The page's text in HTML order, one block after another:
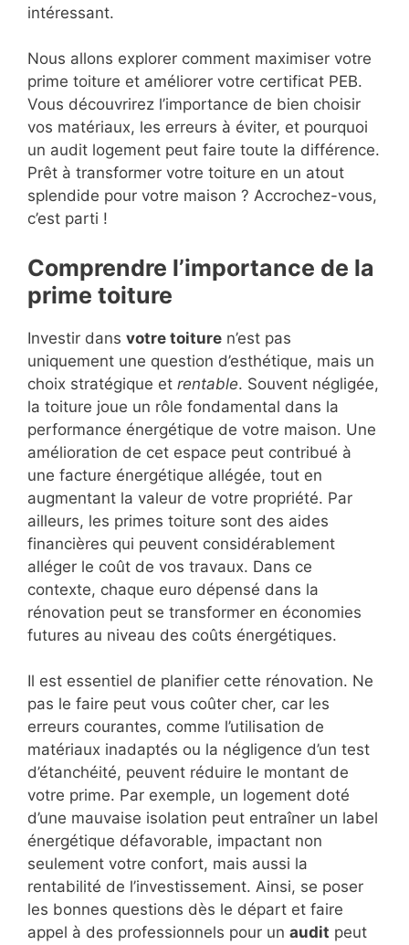
intéressant.
Nous allons explorer comment maximiser votre
prime toiture et améliorer votre certificat PEB.
Vous découvrirez l’importance de bien choisir
vos matériaux, les erreurs à éviter, et pourquoi
un audit logement peut faire toute la différence.
Prêt à transformer votre toiture en un atout
splendide pour votre maison ? Accrochez-vous,
c’est parti !
Comprendre l’importance de la
prime toiture
Investir dans votre toiture n’est pas
uniquement une question d’esthétique, mais un
choix stratégique et rentable. Souvent négligée,
la toiture joue un rôle fondamental dans la
performance énergétique de votre maison. Une
amélioration de cet espace peut contribué à
une facture énergétique allégée, tout en
augmentant la valeur de votre propriété. Par
ailleurs, les primes toiture sont des aides
financières qui peuvent considérablement
alléger le coût de vos travaux. Dans ce
contexte, chaque euro dépensé dans la
rénovation peut se transformer en économies
futures au niveau des coûts énergétiques.
Il est essentiel de planifier cette rénovation. Ne
pas le faire peut vous coûter cher, car les
erreurs courantes, comme l’utilisation de
matériaux inadaptés ou la négligence d’un test
d’étanchéité, peuvent réduire le montant de
votre prime. Par exemple, un logement doté
d’une mauvaise isolation peut entraîner un label
énergétique défavorable, impactant non
seulement votre confort, mais aussi la
rentabilité de l’investissement. Ainsi, se poser
les bonnes questions dès le départ et faire
appel à des professionnels pour un audit peut